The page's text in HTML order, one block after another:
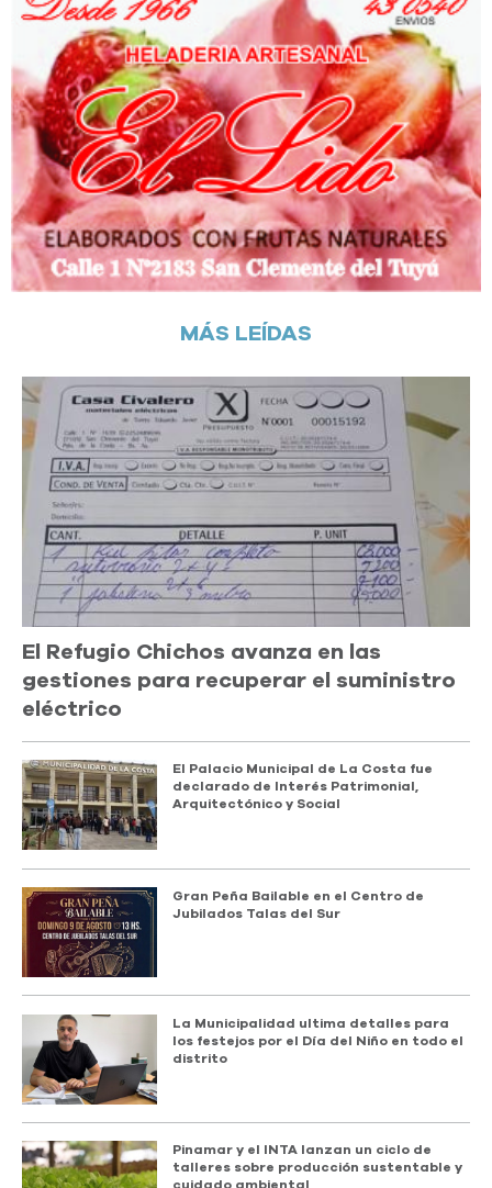
MÁS LEÍDAS
El Refugio Chichos avanza en las
gestiones para recuperar el suministro
eléctrico
El Palacio Municipal de La Costa fue
declarado de Interés Patrimonial,
Arquitectónico y Social
Gran Peña Bailable en el Centro de
Jubilados Talas del Sur
La Municipalidad ultima detalles para
los festejos por el Día del Niño en todo el
distrito
Pinamar y el INTA lanzan un ciclo de
talleres sobre producción sustentable y
cuidado ambiental